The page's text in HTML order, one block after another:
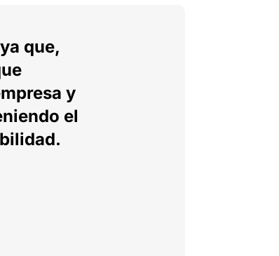
que,
y
el